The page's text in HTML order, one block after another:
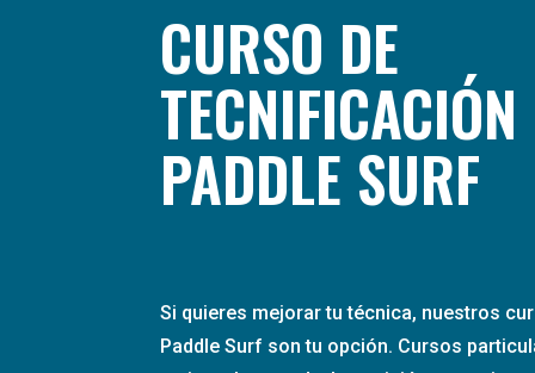
CURSO DE
PADDLE SURF
Si quieres mejorar tu técnica, nuestros
Paddle Surf son tu opción. Cursos